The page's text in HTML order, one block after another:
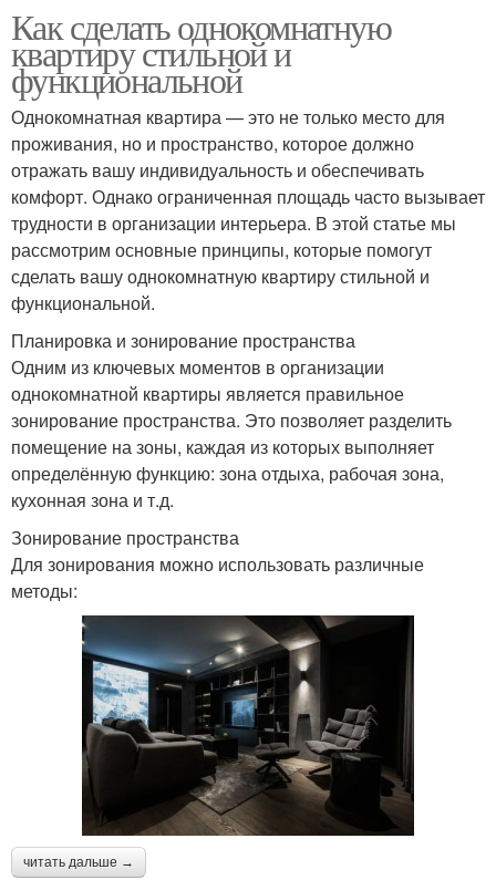
Как сделать однокомнатную
квартиру стильной и
функциональной
Однокомнатная квартира — это не только место для
проживания, но и пространство, которое должно
отражать вашу индивидуальность и обеспечивать
комфорт. Однако ограниченная площадь часто вызывает
трудности в организации интерьера. В этой статье мы
рассмотрим основные принципы, которые помогут
сделать вашу однокомнатную квартиру стильной и
функциональной.
Планировка и зонирование пространства
Одним из ключевых моментов в организации
однокомнатной квартиры является правильное
зонирование пространства. Это позволяет разделить
помещение на зоны, каждая из которых выполняет
определённую функцию: зона отдыха, рабочая зона,
кухонная зона и т.д.
Зонирование пространства
Для зонирования можно использовать различные
методы:
читать дальше →